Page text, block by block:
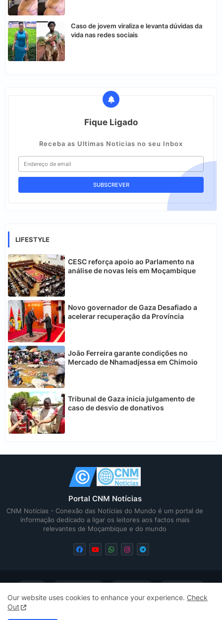
Caso de jovem viraliza e levanta dúvidas da
vida nas redes sociais
Fique Ligado
Receba as Ultimas Noticias no seu Inbox
LIFESTYLE
CESC reforça apoio ao Parlamento na
análise de novas leis em Moçambique
Novo governador de Gaza Desafiado a
acelerar recuperação da Província
João Ferreira garante condições no
Mercado de Nhamadjessa em Chimoio
Tribunal de Gaza inicia julgamento de
caso de desvio de donativos
Portal CNM Notícias
CNM Notícias - Conexão das Notícias do Mundo é um portal de
informação dedicado a ligar os leitores aos factos mais
relevantes de Moçambique e do mundo
Our website uses cookies to enhance your experience. Check
Out